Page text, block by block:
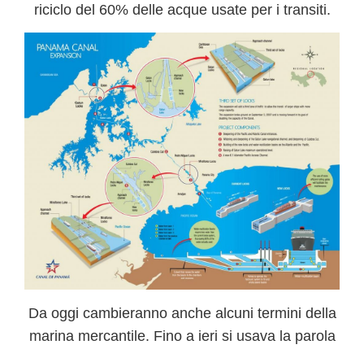
riciclo del 60% delle acque usate per i transiti.
Da oggi cambieranno anche alcuni termini della
marina mercantile. Fino a ieri si usava la parola